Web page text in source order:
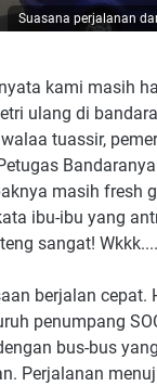
Suasana perjalanan
kami masih
ulang di
tuassir,
masih fresh
ibu-ibu yang
sangat! Wkkk....
berjalan cepat.
penumpang
bus-bus
Perjalanan